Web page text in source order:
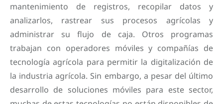
mantenimiento de registros, recopilar datos y
analizarlos, rastrear sus procesos agrícolas y
administrar su flujo de caja. Otros programas
trabajan con operadores móviles y compañías de
tecnología agrícola para permitir la digitalización de
la industria agrícola. Sin embargo, a pesar del último
desarrollo de soluciones móviles para este sector,